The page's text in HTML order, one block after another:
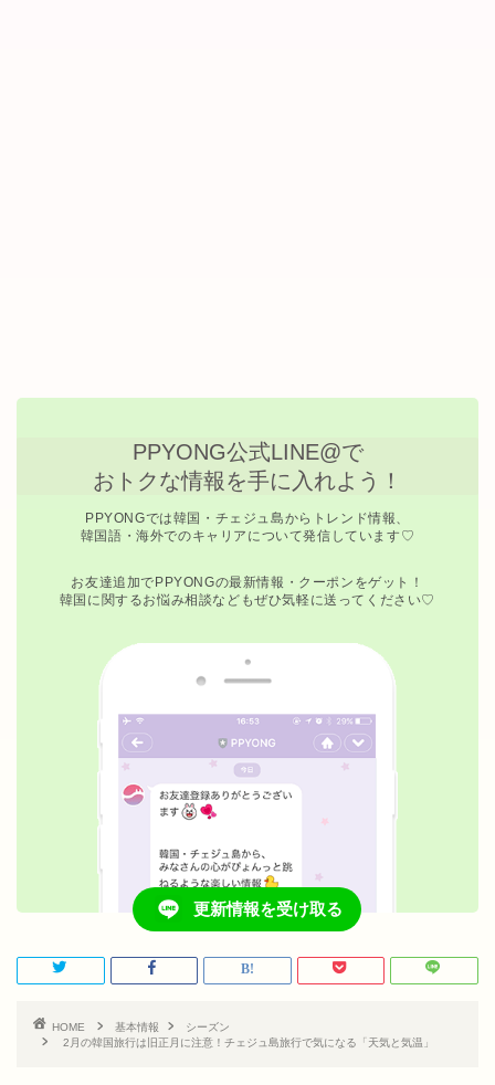
PPYONG公式LINE@で
おトクな情報を手に入れよう！
PPYONGでは韓国・チェジュ島からトレンド情報、
韓国語・海外でのキャリアについて発信しています♡
お友達追加でPPYONGの最新情報・クーポンをゲット！
韓国に関するお悩み相談などもぜひ気軽に送ってください♡
更新情報を受け取る
HOME 基本情報
シーズン
2月の韓国旅行は旧正月に注意！チェジュ島旅行で気になる「天気と気温」